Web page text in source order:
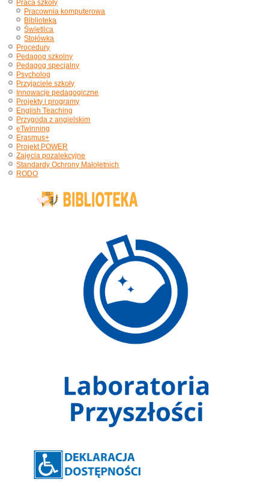
Praca szkoły
Pracownia komputerowa
Biblioteka
Świetlica
Stołówka
Procedury
Pedagog szkolny
Pedagog specjalny
Psycholog
Przyjaciele szkoły
Innowacje pedagogiczne
Projekty i programy
English Teaching
Przygoda z angielskim
eTwinning
Erasmus+
Projekt POWER
Zajęcia pozalekcyjne
Standardy Ochrony Małoletnich
RODO